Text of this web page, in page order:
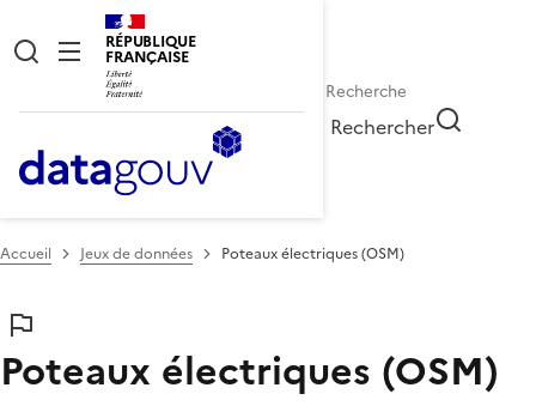
RÉPUBLIQUE
FRANÇAISE
Rechercher
Accueil Jeux de données Poteaux électriques (OSM)
Poteaux électriques (OSM)